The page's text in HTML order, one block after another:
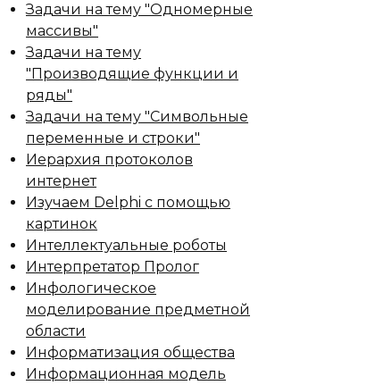
Задачи на тему "Одномерные
массивы"
Задачи на тему
"Производящие функции и
ряды"
Задачи на тему "Символьные
переменные и строки"
Иерархия протоколов
интернет
Изучаем Delphi с помощью
картинок
Интеллектуальные роботы
Интерпретатор Пролог
Инфологическое
моделирование предметной
области
Информатизация общества
Информационная модель